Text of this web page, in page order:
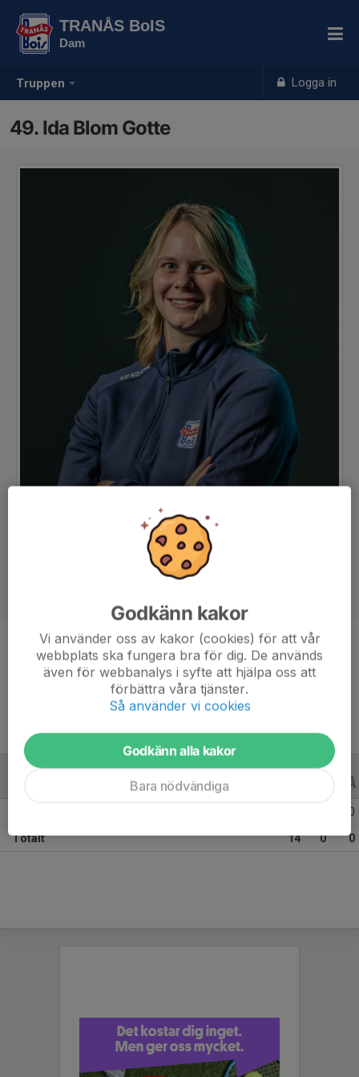
Truppen Logga in
TRANÅS BoIS
Dam
49. Ida Blom Gotte
Position
Back
24 år
18/19
0
Totalt 14 0 0
Godkänn kakor
Vi använder oss av kakor (cookies) för att vår
webbplats ska fungera bra för dig. De används
även för webbanalys i syfte att hjälpa oss att
förbättra våra tjänster.
Så använder vi cookies
Godkänn alla kakor
Bara nödvändiga